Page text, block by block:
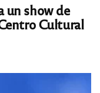
un show de
Cultural